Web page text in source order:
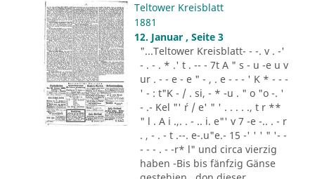
Teltower Kreisblatt
1881
12. Januar , Seite 3
"...Teltower Kreisblatt- - -. v . -'
- . - . * .' t . -- - 7t A " s - u -e u v
ur . - - e - e " - , . e - - - ' K * - - -
' - : t"K - / . si, - * -u . " o "o -. '
- .- Kel "' ´r / e' " ' . . . . ., t r **
" l . A i .,. . - .. i. e"' v 7 -e -.. . - r
. , - . - t .--. e-.u"e.- 15 -' ' ' " '- -
- - - . - -r* l" und circa vierzig
haben -Bis bis fänfzig Gänse